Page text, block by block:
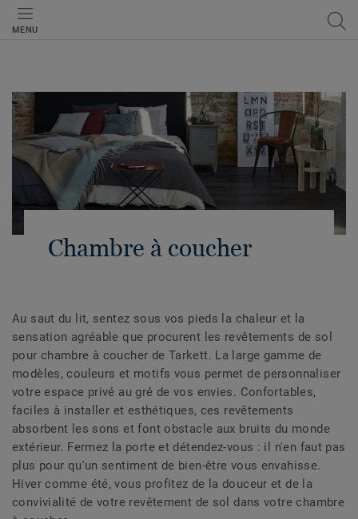
MENU
Chambre à coucher
Au saut du lit, sentez sous vos pieds la chaleur et la
sensation agréable que procurent les revêtements de sol
pour chambre à coucher de Tarkett. La large gamme de
modèles, couleurs et motifs vous permet de personnaliser
votre espace privé au gré de vos envies. Confortables,
faciles à installer et esthétiques, ces revêtements
absorbent les sons et font obstacle aux bruits du monde
extérieur. Fermez la porte et détendez-vous : il n'en faut pas
plus pour qu'un sentiment de bien-être vous envahisse.
Hiver comme été, vous profitez de la douceur et de la
convivialité de votre revêtement de sol dans votre chambre